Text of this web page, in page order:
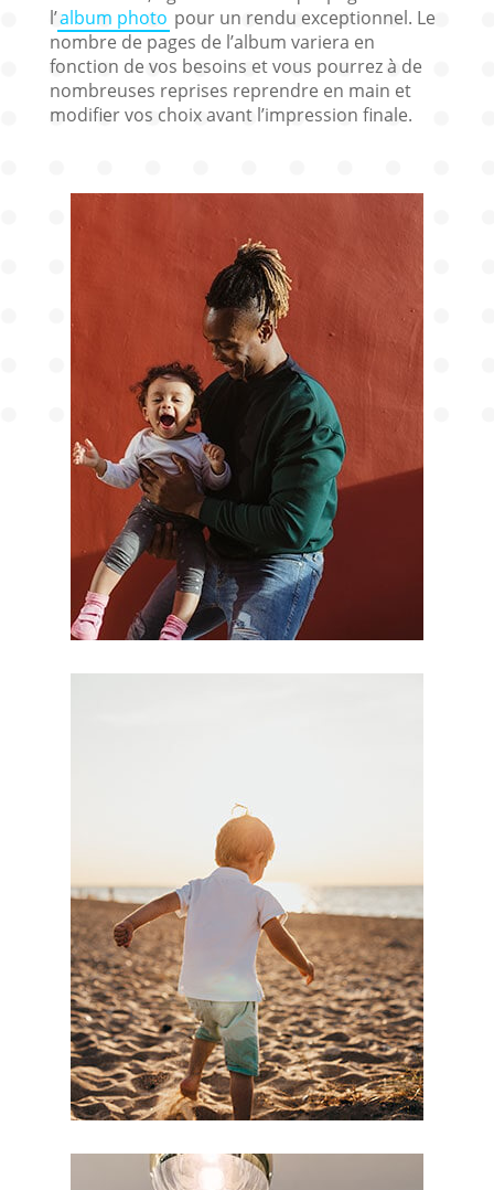
l’album photo pour un rendu exceptionnel. Le
nombre de pages de l’album variera en
fonction de vos besoins et vous pourrez à de
nombreuses reprises reprendre en main et
modifier vos choix avant l’impression finale.